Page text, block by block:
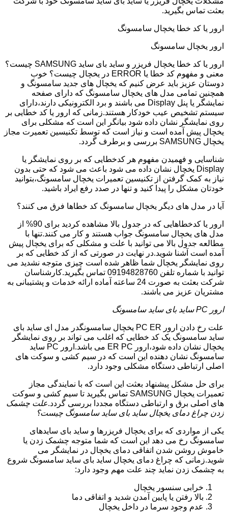
بعثت تماس بگیرید.
ارور یا کد خطا یخچال سامسونگ
ارور یخچال سامسونگ
ارور یا کد خطا یخچال فریزر و ساید بای ساید SAMSUNG چیست؟
معنی و مفهوم کد خطا یا ERROR در یخچال چیست؟ خوب
دوستان عزیز باید عرض کنیم که یخچال های جدید سامسونگ و
همچنین تمامی مدل های یخچال سامسونگ که دارای صفحه
نمایشگر یا پنل Display می باشند و برد الکترونیکی دارند،دارای
سیستم تشخیص عیب خودکار هستند.زمانی که ارور یا کد خطایی بر
روی نمایشگر نشان داده شود بیانگر این است که مشکلی برای
یخچال پیش آمده است و نیاز است که توسط تکنیسین تعمیرت مجاز
یخچال SAMSUNG بررسی و برطرف گردد.
شناسایی و فهمیدن مفهوم هر کدخطایی که بر روی نمایشگر یا
Display یخچال نشان داده می شود باعث می شود که حتی بدون
نیاز به کمک گرفتن از تکنیسین تعمیرات یخچال سامسونگ،بتوانید
خودتان مشکل را پیدا کنید و تنها در صدد رفع ایراد باشید.
آیا در مدل های دیگر یخچال سامسونگ کد خطاها فرق می کنند؟
ارور یا کدخطاهایی که در جدول بالا مشاهده کردید برای 90% از
مدل های یخچال سامسونگ جواب هستند و کار می کنند.تنها با
مطالعه جدول بالا می توانید با علت و مشکلی که برای یخچال پیش
آمده است آشنا شوید.در نهایت در صورتی که از کد خطایی که بر
روی نمایشگر یخچال شما ظاهر شده است چیزی متوجه نشدید می
توانید با شماره تلفن 09194828760 تماس بگیرید.کارشناسان
شرکت بعثت به صورت 24 ساعته آماده ارائه خدمات و پشتیبانی به
مشتریان عزیز می باشند.
ارور PC ساید بای ساید سامسونگ
علت رخ دادن ارور PC ER یخچال سامسونگدر مدل ای ساید بای
ساید سامسونگ یک کد خطایی که اغلب می تواند بر روی نمایشگر
یخچال نشان داده شود،ارور ER PC می باشد.ارور PC ساید
سامسونگ نشان دهنده این است که در سیم کشی و سوکت های
اصلی ارتباطی دستگاه مشکلی وجود دارد.
برای حل مشکل پیشنهاد بعثت این است که با نمایندگی مجاز
تعمیرات یخچال SAMSUNG تماس بگیرید تا سیم کشی و سوکت
های اصلی برق و ارتباطی دستگاه مجددا بررسی گردد.علت چشمک
زدن چراغ دمای یخچال ساید بای ساید سامسونگ چیست؟
یکی از مواردی که برای یخچال فریزرها و ساید بای سایدهای
سامسونگ رخ می دهد این است که شما متوجه چشمک زدن یا
خاموش روشن شدن اتفاقی دمای یخچال در نمایشگر می
شوید.زمانی که چراغ دمای یخچال ساید بای ساید سامسونگ شروع
به چشمک زدن نماید چند علت مهم وجود دارد:
خرابی سنسور یخچال
بالا رفتن یا پایین آمدن شدید و اتفاقی دما
عدم وجود سرما در داخل یخچال